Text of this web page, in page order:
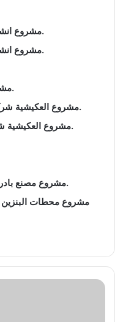
مشروع انشاء منطقة الصناعات الخفيفة بجده.
مشروع انشاء مجمع الورش الصناعية بعسفان.
مشروع مصنع الوطنية بصناعية الثالثة.
مشروع العكيشية شركة درة المنورة للنقل الحجاج مكه.
مشروع العكيشية شركة رابطة مكة للنقل الحجاج مكه.
مشروع مصنع بادريق للملاميين الصناعية الأولى جده.
مشروع محطات